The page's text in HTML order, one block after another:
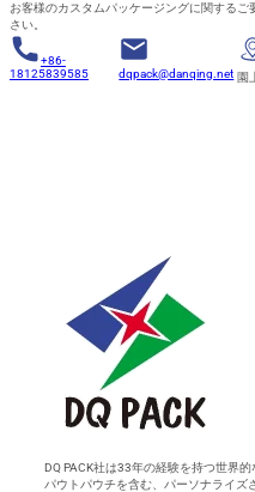
お客様のカスタムパッケージングに関する
さい。
+86-
18125839585
dqpack@danqing.net 園
DQ PACK社は33年の経験を持つ世界
パウトパウチを含む、パーソナライズ